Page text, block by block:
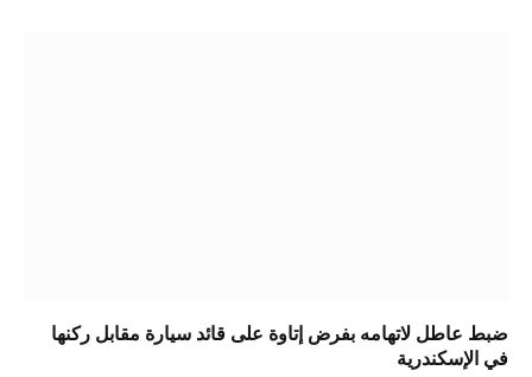
ضبط عاطل لاتهامه بفرض إتاوة على قائد سيارة مقابل ركنها
في الإسكندرية